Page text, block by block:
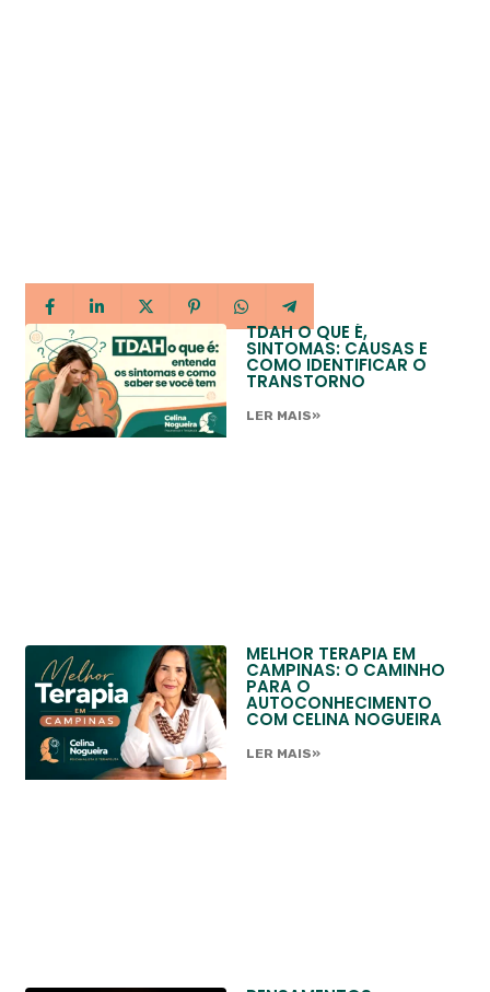
TDAH O QUE É,
SINTOMAS: CAUSAS E
COMO IDENTIFICAR O
TRANSTORNO
LER MAIS»
MELHOR TERAPIA EM
CAMPINAS: O CAMINHO
PARA O
AUTOCONHECIMENTO
COM CELINA NOGUEIRA
LER MAIS»